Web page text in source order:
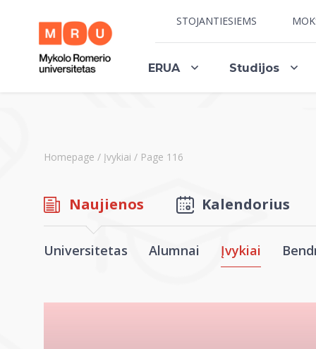
STOJANTIESIEMS
ERUA Studijos
Homepage / Įvykiai / Page 116
Naujienos Kalendorius
Universitetas Alumnai Įvykiai